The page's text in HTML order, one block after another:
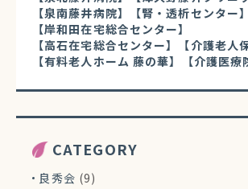
【泉南藤井病院】
【腎・透析センター】
【岸和田在宅総合センター】
【高石在宅総合センター】
【介護老人
【有料老人ホーム 藤の華】
【介護医療
CATEGORY
良秀会 (9)